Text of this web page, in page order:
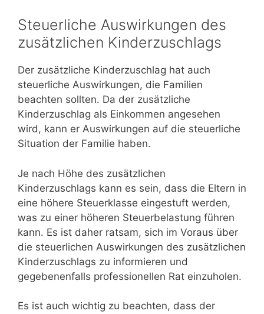
Steuerliche Auswirkungen des
zusätzlichen Kinderzuschlags
Der zusätzliche Kinderzuschlag hat auch
steuerliche Auswirkungen, die Familien
beachten sollten. Da der zusätzliche
Kinderzuschlag als Einkommen angesehen
wird, kann er Auswirkungen auf die steuerliche
Situation der Familie haben.
Je nach Höhe des zusätzlichen
Kinderzuschlags kann es sein, dass die Eltern in
eine höhere Steuerklasse eingestuft werden,
was zu einer höheren Steuerbelastung führen
kann. Es ist daher ratsam, sich im Voraus über
die steuerlichen Auswirkungen des zusätzlichen
Kinderzuschlags zu informieren und
gegebenenfalls professionellen Rat einzuholen.
Es ist auch wichtig zu beachten, dass der